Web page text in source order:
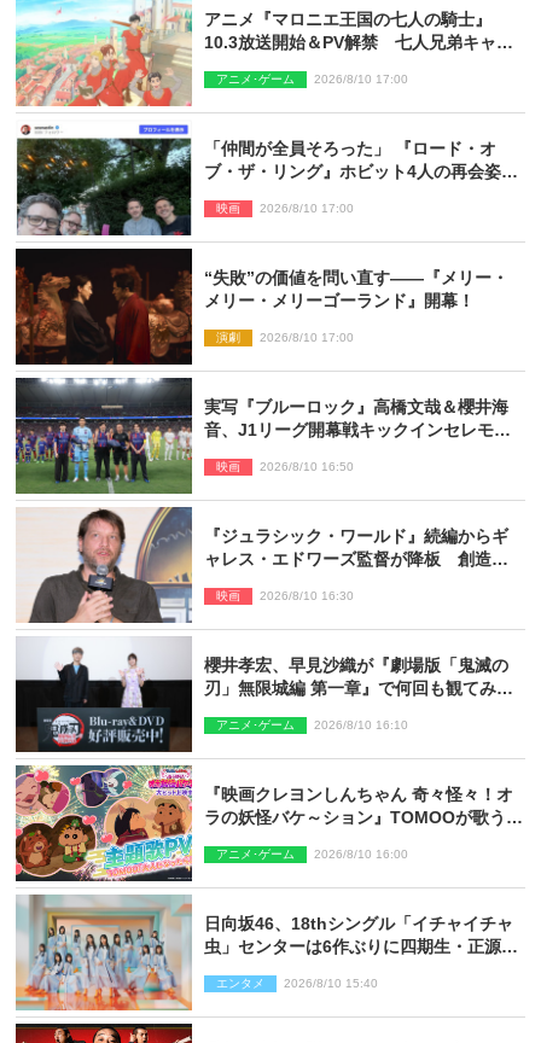
アニメ『マロニエ王国の七人の騎士』
10.3放送開始＆PV解禁 七人兄弟キャス
アニメ･ゲーム 2026/8/10 17:00
「仲間が全員そろった」 『ロード・オ
ブ・ザ・リング』ホビット4人の再会姿に
映画 2026/8/10 17:00
“失敗”の価値を問い直す――『メリー・
メリー・メリーゴーランド』開幕！
演劇 2026/8/10 17:00
実写『ブルーロック』高橋文哉＆櫻井海
音、J1リーグ開幕戦キックインセレモニ
映画 2026/8/10 16:50
『ジュラシック・ワールド』続編からギ
ャレス・エドワーズ監督が降板 創造性
映画 2026/8/10 16:30
櫻井孝宏、早見沙織が『劇場版「鬼滅の
刃」無限城編 第一章』で何回も観てみた
アニメ･ゲーム 2026/8/10 16:10
『映画クレヨンしんちゃん 奇々怪々！オ
ラの妖怪バケ～ション』TOMOOが歌う主
アニメ･ゲーム 2026/8/10 16:00
日向坂46、18thシングル「イチャイチャ
虫」センターは6作ぶりに四期生・正源司
エンタメ 2026/8/10 15:40